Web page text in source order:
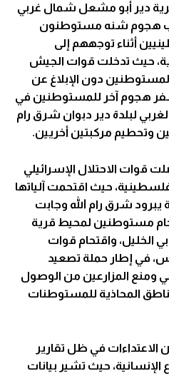
دير أبو مشعل شمال غربي
هجوم شنه مستوطنون
أثناء توجههم إلى
حيث تدخلت قوات الجيش
دون الإبلاغ عن
أسفر هجوم آخر للمستوطنين في
لبلدة دير دبوان شرق رام
وتحطيم مركبتين أخريين.
قوات الاحتلال الإسرائيلي
حيث اقتحمت آلياتها
شرق رام الله وجابت
مستوطنين لمحيط قرية
الخليل، واقتحام قوات
في إطار حملة تصعيد
ومنع المزارعين من الوصول
المحاذية للمستوطنات
الاعتداءات في ظل تقارير
الإنسانية، حيث تشير بيانات